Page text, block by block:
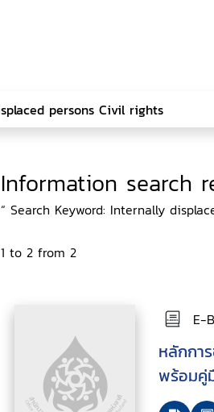
Information search
“ Search Keyword: Internally
1 to 2 from 2
E-
หลักกา
พร้อมคู่